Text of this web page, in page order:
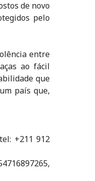
de novo
pelo
entre
ao fácil
que
país que,
+211 912